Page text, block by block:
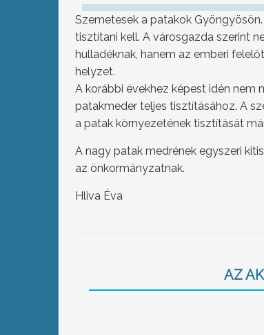
Szemetesek a patakok
tisztítani kell. A városgazda szerint
hulladéknak, hanem az emberi
helyzet.
A korábbi évekhez képest idén nem
patakmeder teljes tisztításához. A
a patak környezetének tisztítását
A nagy patak medrének egyszeri
az önkormányzatnak.
Hliva Éva
AZ